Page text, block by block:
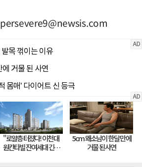
persevere9@newsis.com